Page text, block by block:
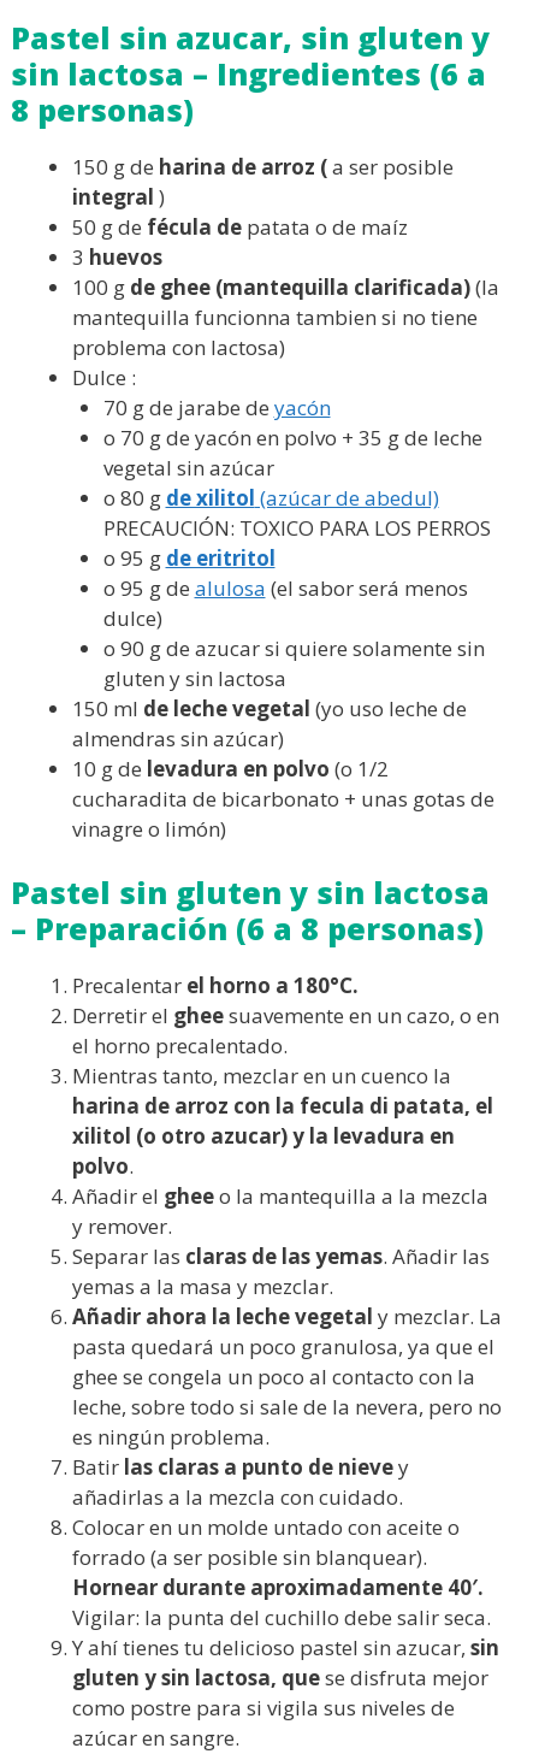
Pastel sin azucar, sin gluten y
sin lactosa – Ingredientes (6 a
8 personas)
150 g de harina de arroz (a ser posible
integral )
50 g de fécula de patata o de maíz
3 huevos
100 g de ghee (mantequilla clarificada)(la
mantequilla funcionna tambien si no tiene
problema con lactosa)
Dulce :
70 g de jarabe de yacón
o 70 g de yacón en polvo + 35 g de leche
vegetal sin azúcar
o 80 g de xilitol (azúcar de abedul)
PRECAUCIÓN: TOXICO PARA LOS PERROS
o 95 g de eritritol
o 95 g de alulosa (el sabor será menos
dulce)
o 90 g de azucar si quiere solamente sin
gluten y sin lactosa
150 ml de leche vegetal (yo uso leche de
almendras sin azúcar)
10 g de levadura en polvo (o 1/2
cucharadita de bicarbonato + unas gotas de
vinagre o limón)
Pastel sin gluten y sin lactosa
– Preparación (6 a 8 personas)
Precalentar el horno a 180°C.
Derretir el gheesuavemente en un cazo, o en
el horno precalentado.
Mientras tanto, mezclar en un cuenco la
harina de arroz con la fecula di patata, el
xilitol (o otro azucar) y la levadura en
polvo.
Añadir el gheeo la mantequilla a la mezcla
y remover.
Separar las claras de las yemas. Añadir las
yemas a la masa y mezclar.
Añadir ahora la leche vegetal y mezclar. La
pasta quedará un poco granulosa, ya que el
ghee se congela un poco al contacto con la
leche, sobre todo si sale de la nevera, pero no
es ningún problema.
Batir las claras a punto de nievey
añadirlas a la mezcla con cuidado.
Colocar en un molde untado con aceite o
forrado (a ser posible sin blanquear).
Hornear durante aproximadamente 40′.
Vigilar: la punta del cuchillo debe salir seca.
Y ahí tienes tu delicioso pastel sin azucar, sin
gluten y sin lactosa, quese disfruta mejor
como postre para si vigila sus niveles de
azúcar en sangre.